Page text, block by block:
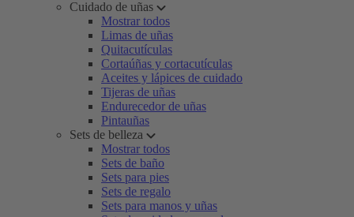
Cuidado de uñas
Mostrar todos
Limas de uñas
Quitacutículas
Cortaúñas y cortacutículas
Aceites y lápices de cuidado
Tijeras de uñas
Endurecedor de uñas
Pintauñas
Sets de belleza
Mostrar todos
Sets de baño
Sets para pies
Sets de regalo
Sets para manos y uñas